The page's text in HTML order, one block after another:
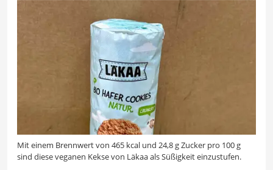
Mit einem Brennwert von 465 kcal und 24,8 g Zucker pro 100 g
sind diese veganen Kekse von Läkaa als Süßigkeit einzustufen.